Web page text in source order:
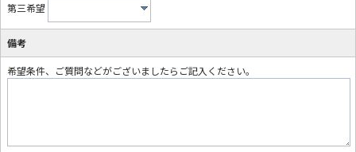
第三希望
備考
希望条件、ご質問などがございましたらご記入ください。